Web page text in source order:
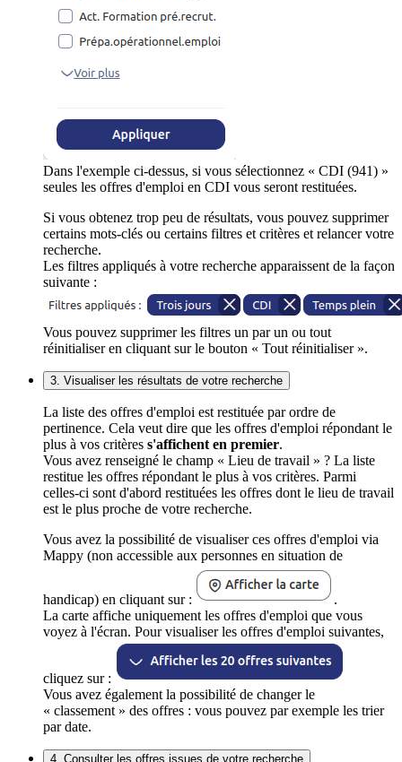
Dans l'exemple ci-dessus, si vous sélectionnez « CDI (941) »
seules les offres d'emploi en CDI vous seront restituées.
Si vous obtenez trop peu de résultats, vous pouvez supprimer
certains mots-clés ou certains filtres et critères et relancer votre
recherche.
Les filtres appliqués à votre recherche apparaissent de la façon
suivante :
Vous pouvez supprimer les filtres un par un ou tout
réinitialiser en cliquant sur le bouton « Tout réinitialiser ».
3. Visualiser les résultats de votre recherche
La liste des offres d'emploi est restituée par ordre de
pertinence. Cela veut dire que les offres d'emploi répondant le
plus à vos critères s'affichent en premier.
Vous avez renseigné le champ « Lieu de travail » ? La liste
restitue les offres répondant le plus à vos critères. Parmi
celles-ci sont d'abord restituées les offres dont le lieu de travail
est le plus proche de votre recherche.
Vous avez la possibilité de visualiser ces offres d'emploi via
Mappy (non accessible aux personnes en situation de
handicap) en cliquant sur :
.
La carte affiche uniquement les offres d'emploi que vous
voyez à l'écran. Pour visualiser les offres d'emploi suivantes,
cliquez sur :
Vous avez également la possibilité de changer le
« classement » des offres : vous pouvez par exemple les trier
par date.
4. Consulter les offres issues de votre recherche